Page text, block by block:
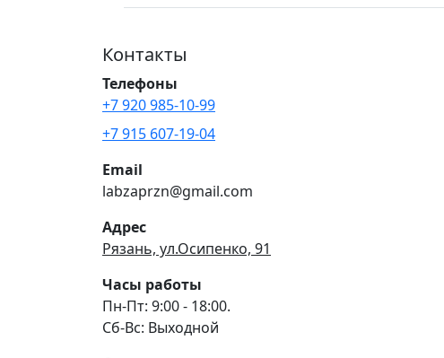
Контакты
Телефоны
+7 920 985-10-99
+7 915 607-19-04
Email
labzaprzn@gmail.com
Адрес
Рязань, ул.Осипенко, 91
Часы работы
Пн-Пт: 9:00 - 18:00.
Сб-Вс: Выходной